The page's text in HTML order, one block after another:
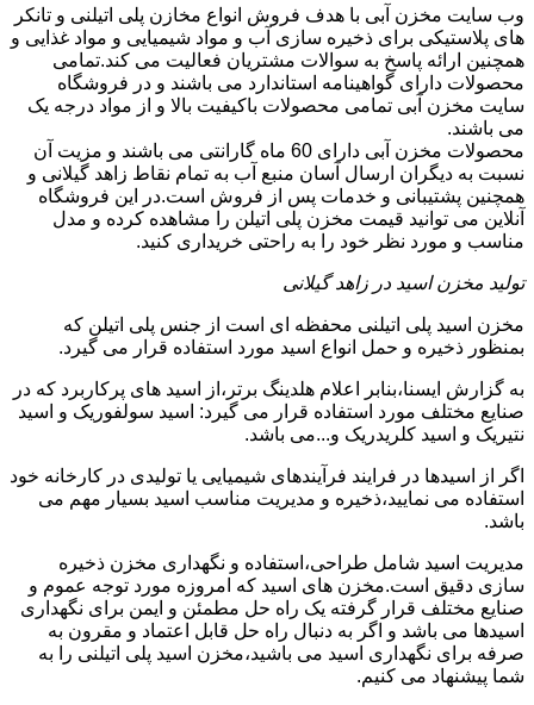
وب سایت مخزن آبی با هدف فروش انواع مخازن پلی اتیلنی و تانکر
های پلاستیکی برای ذخیره سازی آب و مواد شیمیایی و مواد غذایی و
همچنین ارائه پاسخ به سوالات مشتریان فعالیت می کند.تمامی
محصولات دارای گواهینامه استاندارد می باشند و در فروشگاه
سایت مخزن آبی تمامی محصولات باکیفیت بالا و از مواد درجه یک
می باشند.
محصولات مخزن آبی دارای 60 ماه گارانتی می باشند و مزیت آن
نسبت به دیگران ارسال آسان منبع آب به تمام نقاط زاهد گیلانی و
همچنین پشتیبانی و خدمات پس از فروش است.در این فروشگاه
آنلاین می توانید قیمت مخزن پلی اتیلن را مشاهده کرده و مدل
مناسب و مورد نظر خود را به راحتی خریداری کنید.
تولید مخزن اسید در زاهد گیلانی
مخزن اسید پلی اتیلنی محفظه ای است از جنس پلی اتیلن که
بمنظور ذخیره و حمل انواع اسید مورد استفاده قرار می گیرد.
به گزارش ایسنا،بنابر اعلام هلدینگ برتر،از اسید های پرکاربرد که در
صنایع مختلف مورد استفاده قرار می گیرد: اسید سولفوریک و اسید
نتیریک و اسید کلریدریک و...می باشد.
اگر از اسیدها در فرایند فرآیندهای شیمیایی یا تولیدی در کارخانه خود
استفاده می نمایید،ذخیره و مدیریت مناسب اسید بسیار مهم می
باشد.
مدیریت اسید شامل طراحی،استفاده و نگهداری مخزن ذخیره
سازی دقیق است.مخزن های اسید که امروزه مورد توجه عموم و
صنایع مختلف قرار گرفته یک راه حل مطمئن و ایمن برای نگهداری
اسیدها می باشد و اگر به دنبال راه حل قابل اعتماد و مقرون به
صرفه برای نگهداری اسید می باشید،مخزن اسید پلی اتیلنی را به
شما پیشنهاد می کنیم.